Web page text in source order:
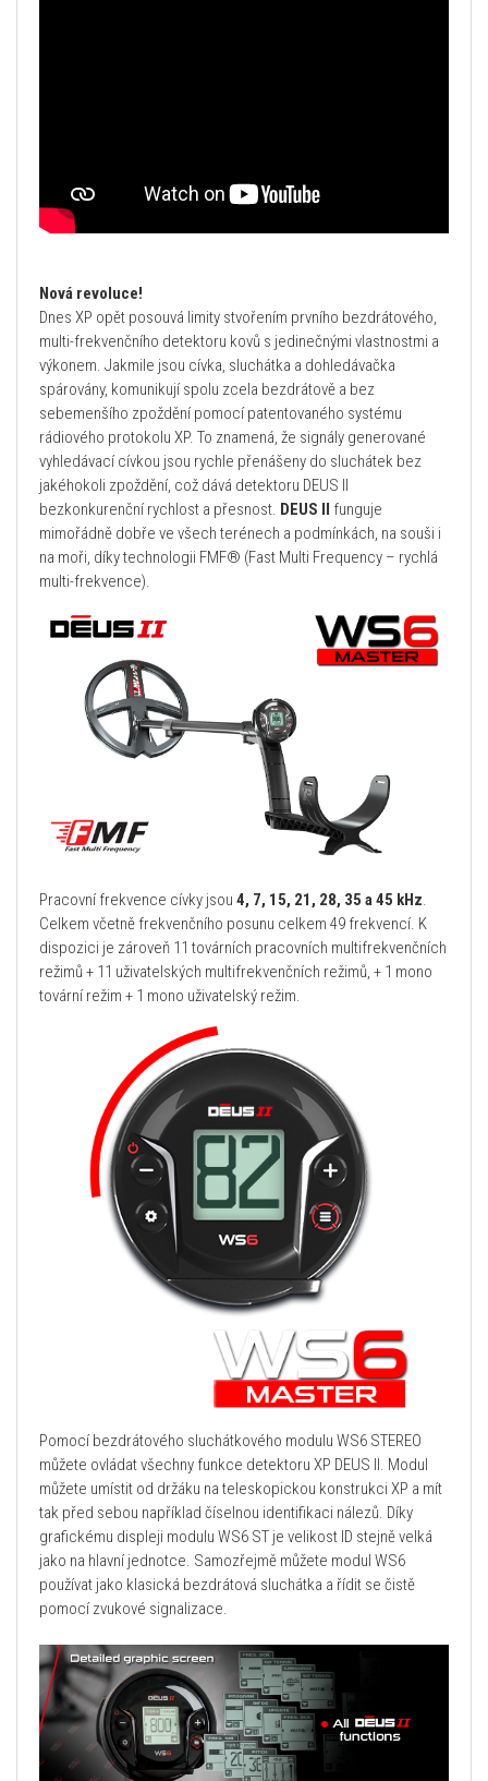
Nová revoluce!
Dnes XP opět posouvá limity stvořením prvního bezdrátového,
multi-frekvenčního detektoru kovů s jedinečnými vlastnostmi a
výkonem. Jakmile jsou cívka, sluchátka a dohledávačka
spárovány, komunikují spolu zcela bezdrátově a bez
sebemenšího zpoždění pomocí patentovaného systému
rádiového protokolu XP. To znamená, že signály generované
vyhledávací cívkou jsou rychle přenášeny do sluchátek bez
jakéhokoli zpoždění, což dává detektoru DEUS II
bezkonkurenční rychlost a přesnost. DEUS II funguje
mimořádně dobře ve všech terénech a podmínkách, na souši i
na moři, díky technologii FMF® (Fast Multi Frequency – rychlá
multi-frekvence).
Pracovní frekvence cívky jsou 4, 7, 15, 21, 28, 35 a 45 kHz.
Celkem včetně frekvenčního posunu celkem 49 frekvencí. K
dispozici je zároveň 11 továrních pracovních multifrekvenčních
režimů + 11 uživatelských multifrekvenčních režimů, + 1 mono
tovární režim + 1 mono uživatelský režim.
Pomocí bezdrátového sluchátkového modulu WS6 STEREO
můžete ovládat všechny funkce detektoru XP DEUS II. Modul
můžete umístit od držáku na teleskopickou konstrukci XP a mít
tak před sebou například číselnou identifikaci nálezů. Díky
grafickému displeji modulu WS6 ST je velikost ID stejně velká
jako na hlavní jednotce. Samozřejmě můžete modul WS6
používat jako klasická bezdrátová sluchátka a řídit se čistě
pomocí zvukové signalizace.